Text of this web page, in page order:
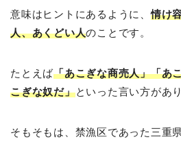
意味はヒントにあるように、情け
人、あくどい人のことです。
たとえば「あこぎな商売人」「あ
こぎな奴だ」といった言い方があ
そもそもは、禁漁区であった三重